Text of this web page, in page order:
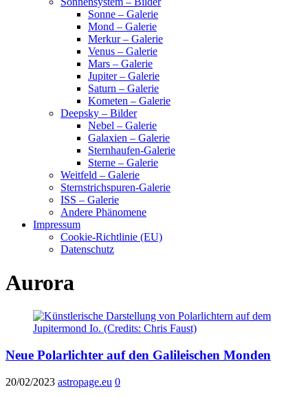
Sonne – Galerie
Mond – Galerie
Merkur – Galerie
Venus – Galerie
Mars – Galerie
Jupiter – Galerie
Saturn – Galerie
Kometen – Galerie
Deepsky – Bilder
Nebel – Galerie
Galaxien – Galerie
Sternhaufen-Galerie
Sterne – Galerie
Weitfeld – Galerie
Sternstrichspuren-Galerie
ISS – Galerie
Andere Phänomene
Impressum
Cookie-Richtlinie (EU)
Datenschutz
Aurora
Neue Polarlichter auf den Galileischen Monden
20/02/2023 astropage.eu 0